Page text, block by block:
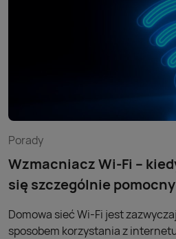
Porady
Wzmacniacz Wi-Fi –
się szczególnie
Domowa sieć Wi-Fi jest
sposobem korzystania z